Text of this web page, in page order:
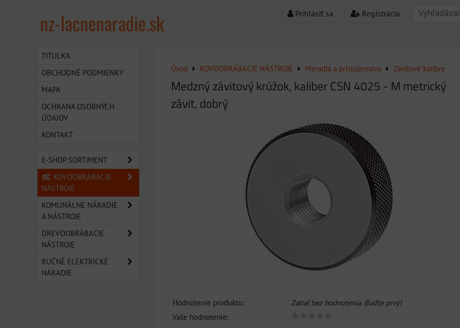
Prihlásiť sa Registrácia
nz-lacnenaradie.sk
Úvod KOVOOBRÁBACIE NÁSTROJE Meradlá a príslušenstvo Závitové kalibre
Medzný závitový krúžok, kaliber CSN 4025 - M metrický
závit, dobrý
Hodnotenie produktu:
Zatiaľ bez hodnotenia. Buďte prvý!
Vaše hodnotenie:
TITULKA
OBCHODNÉ PODMIENKY
MAPA
OCHRANA OSOBNÝCH
ÚDAJOV
KONTAKT
E-SHOP SORTIMENT
KOVOOBRÁBACIE
NÁSTROJE
KOMUNÁLNE NÁRADIE
A NÁSTROJE
DREVOOBRÁBACIE
NÁSTROJE
RUČNÉ ELEKTRICKÉ
NÁRADIE